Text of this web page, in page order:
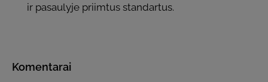
ir pasaulyje priimtus standartus.
Komentarai